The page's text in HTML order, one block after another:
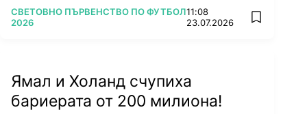
ПОВЕЧЕ ОТ
СВЕТОВНО ПЪРВЕНСТВО ПО ФУТБОЛ
2026
11:08
23.07.2026
add
Ямал и Холанд счупиха
бариерата от 200 милиона!